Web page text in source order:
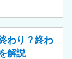
校もありま
は高卒資格を
し、個別の学
わり？終わ
解説